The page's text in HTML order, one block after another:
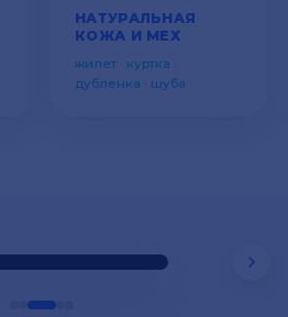
НАТУРАЛЬНАЯ
КОЖА И МЕХ
жилет · куртка ·
дубленка · шуба